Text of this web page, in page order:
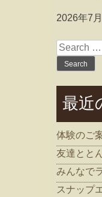
2026年7月
Search
for:
最近
体験のご
友達とと
みんなで
スナップ